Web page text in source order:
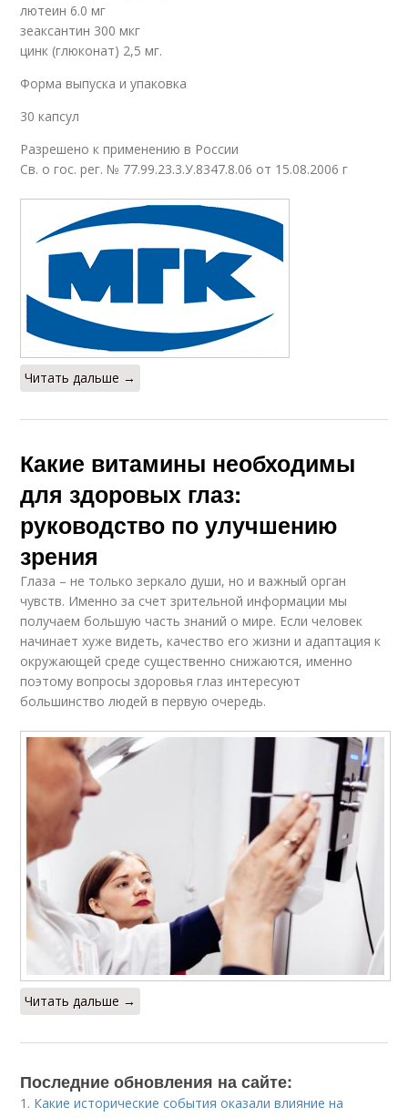
лютеин 6.0 мг
зеаксантин 300 мкг
цинк (глюконат) 2,5 мг.
Форма выпуска и упаковка
30 капсул
Разрешено к применению в России
Св. о гос. рег. № 77.99.23.3.У.8347.8.06 от 15.08.2006 г
Читать дальше →
Какие витамины необходимы
для здоровых глаз:
руководство по улучшению
зрения
Глаза – не только зеркало души, но и важный орган
чувств. Именно за счет зрительной информации мы
получаем большую часть знаний о мире. Если человек
начинает хуже видеть, качество его жизни и адаптация к
окружающей среде существенно снижаются, именно
поэтому вопросы здоровья глаз интересуют
большинство людей в первую очередь.
Читать дальше →
Последние обновления на сайте:
1. Какие исторические события оказали влияние на